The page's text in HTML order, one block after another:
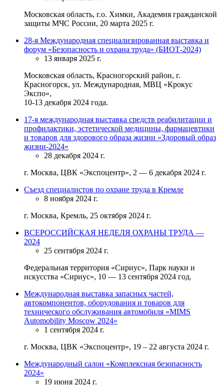
Московская область, г.о. Химки, Академия гражданской
защиты МЧС России, 20 марта 2025 г.
28-я Международная специализированная выставка и
форум «Безопасность и охрана труда» (БИОТ-2024)
13 января 2025 г.
Московская область, Красногорский район, г.
Красногорск, ул. Международная, МВЦ «Крокус
Экспо»,
10-13 декабря 2024 года.
17-я международная выставка средств реабилитации и
профилактики, эстетической медицины, фармацевтики
и товаров для здорового образа жизни «Здоровый образ
жизни-2024»
28 декабря 2024 г.
г. Москва, ЦВК «Экспоцентр», 2 — 6 декабря 2024 г.
Съезд специалистов по охране труда в Кремле
8 ноября 2024 г.
г. Москва, Кремль, 25 октября 2024 г.
ВСЕРОССИЙСКАЯ НЕДЕЛЯ ОХРАНЫ ТРУДА —
2024
25 сентября 2024 г.
Федеральная территория «Сириус», Парк науки и
искусства «Сириус», 10 — 13 сентября 2024 год.
Международная выставка запасных частей,
автокомпонентов, оборудования и товаров для
технического обслуживания автомобиля «MIMS
Automobility Moscow 2024»
1 сентября 2024 г.
г. Москва, ЦВК «Экспоцентр», 19 – 22 августа 2024 г.
Международный салон «Комплексная безопасность
2024»
19 июня 2024 г.